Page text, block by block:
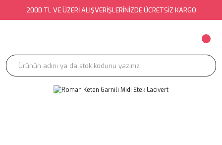
2000 TL VE ÜZERİ ALIŞVERİŞLERİNİZDE ÜCRETSİZ KARGO